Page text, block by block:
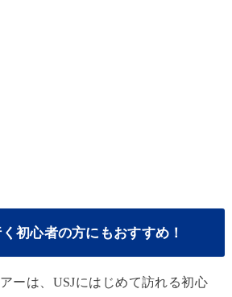
初心者の方にもおすすめ！
ーは、USJにはじめて訪れる初心